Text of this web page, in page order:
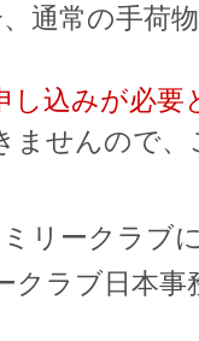
、通常の手荷
し込みが必要
ませんので
リークラブ
クラブ日本